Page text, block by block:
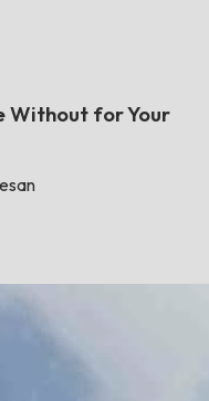
Without for Your